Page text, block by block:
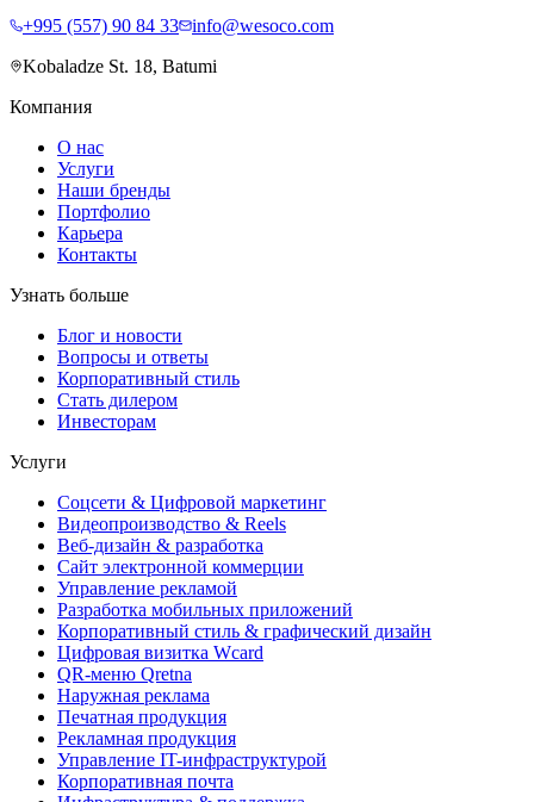
+995 (557) 90 84 33
info@wesoco.com
Kobaladze St. 18, Batumi
Компания
О нас
Услуги
Наши бренды
Портфолио
Карьера
Контакты
Узнать больше
Блог и новости
Вопросы и ответы
Корпоративный стиль
Стать дилером
Инвесторам
Услуги
Соцсети & Цифровой маркетинг
Видеопроизводство & Reels
Веб-дизайн & разработка
Сайт электронной коммерции
Управление рекламой
Разработка мобильных приложений
Корпоративный стиль & графический дизайн
Цифровая визитка Wcard
QR-меню Qretna
Наружная реклама
Печатная продукция
Рекламная продукция
Управление IT-инфраструктурой
Корпоративная почта